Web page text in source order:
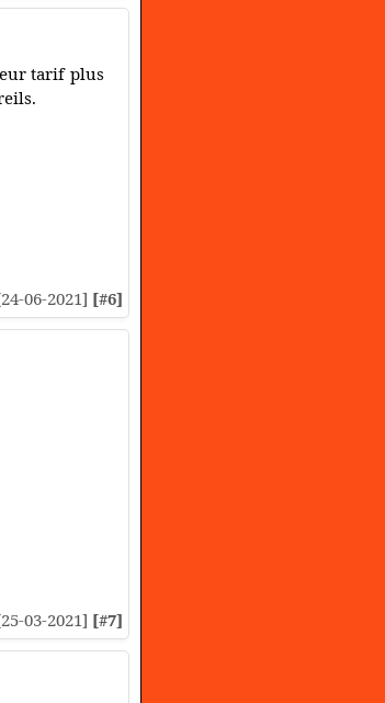
tarif plus
06-2021] [#6]
03-2021] [#7]